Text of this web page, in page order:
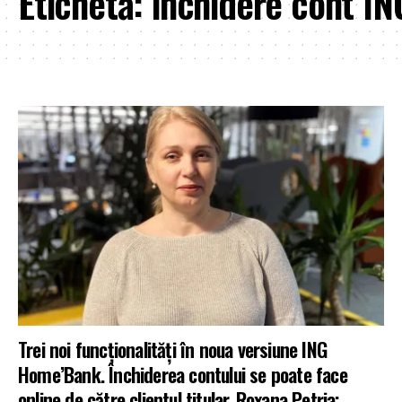
Trei noi funcționalități în noua versiune ING
Home’Bank. Închiderea contului se poate face